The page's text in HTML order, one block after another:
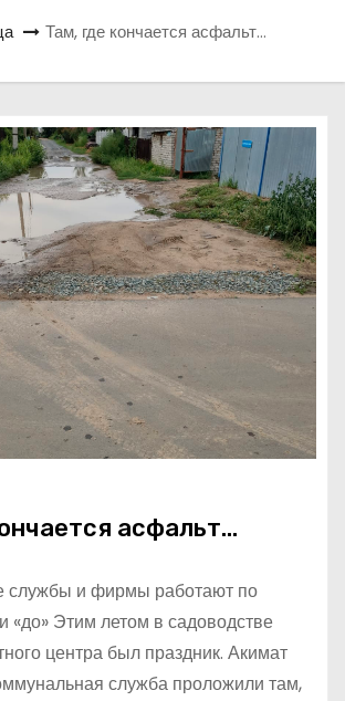
Там, где кончается асфальт…
асфальт…
службы и фирмы работают по
«до» Этим летом в садоводстве
центра был праздник. Акимат
служба проложили там,